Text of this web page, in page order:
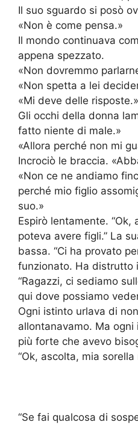
Il suo sguardo si posò
«Non è come pensa.»
Il mondo continuava
appena spezzato.
«Non dovremmo
«Non spetta a lei
«Mi deve delle risposte.»
Gli occhi della donna
fatto niente di male.»
«Allora perché non mi
Incrociò le braccia.
«Non ce ne andiamo
perché mio figlio
suo.»
Espirò lentamente. “Ok,
poteva avere figli.” La
bassa. “Ci ha provato
funzionato. Ha distrutto
“Ragazzi, ci sediamo
qui dove possiamo
Ogni istinto urlava di
allontanavamo. Ma
più forte che avevo
“Ok, ascolta, mia
“Se fai qualcosa di